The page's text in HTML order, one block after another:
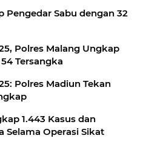
Pengedar Sabu dengan 32
Polres Malang Ungkap
Tersangka
Polres Madiun Tekan
1.443 Kasus dan
Selama Operasi Sikat